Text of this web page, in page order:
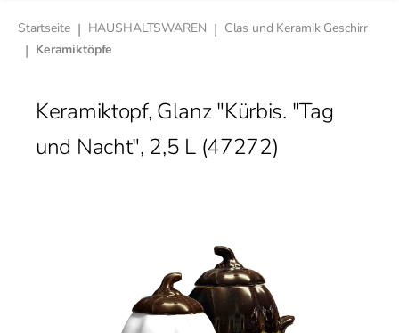
Startseite | HAUSHALTSWAREN | Glas und Keramik Geschirr
| Keramiktöpfe
Keramiktopf, Glanz "Kürbis. "Tag
und Nacht", 2,5 L (47272)